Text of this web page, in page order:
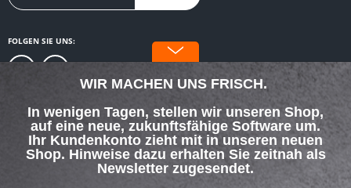
FOLGEN SIE UNS:
WIR MACHEN UNS FRISCH.
In wenigen Tagen, stellen wir unseren Shop,
auf eine neue, zukunftsfähige Software um.
Ihr Kundenkonto zieht mit in unseren neuen
Shop. Hinweise dazu erhalten Sie zeitnah als
Newsletter zugesendet.
SERVICE HOTLINE